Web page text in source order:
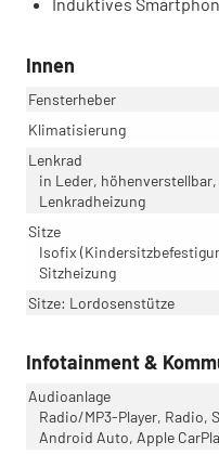
Innen
Fensterheber
Klimatisierung
Lenkrad
in Leder,
Lenkradheizung
Sitze
Isofix
Sitzheizung
Sitze: Lordosenstütze
Infotainment &
Audioanlage
Radio/MP3-Player, Radio,
Android Auto, Apple